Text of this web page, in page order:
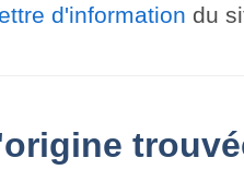
d'information du